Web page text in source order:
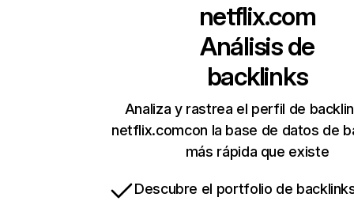
netflix.com
Análisis de
backlinks
Analiza y rastrea el perfil de
netflix.comcon la base de datos de
más rápida que existe
Descubre el portfolio de